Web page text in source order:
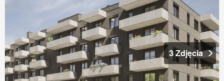
3 Zdjęcia